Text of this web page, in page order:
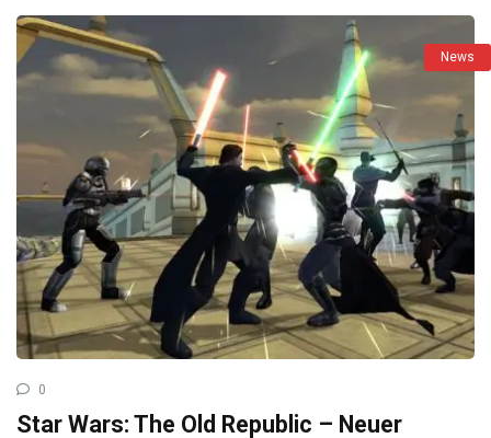
News
0
Star Wars: The Old Republic – Neuer